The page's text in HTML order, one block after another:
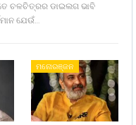
ଚଳଚିତ୍ରର ଡାଇଲଗ ଭାବି
ଯେଉଁ…
ମନୋରଞ୍ଜନ